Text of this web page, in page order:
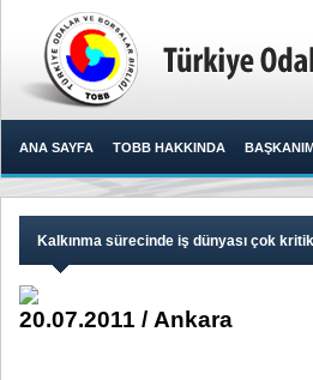
ANA SAYFA TOBB HAKKINDA
Kalkınma sürecinde iş dünyası çok
20.07.2011 / Ankara